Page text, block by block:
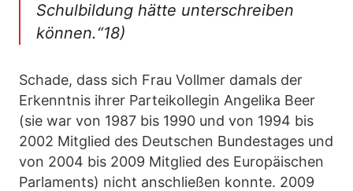
Schulbildung hätte unterschreiben
können.“18)
Schade, dass sich Frau Vollmer damals der
Erkenntnis ihrer Parteikollegin Angelika Beer
(sie war von 1987 bis 1990 und von 1994 bis
2002 Mitglied des Deutschen Bundestages und
von 2004 bis 2009 Mitglied des Europäischen
Parlaments) nicht anschließen konnte. 2009